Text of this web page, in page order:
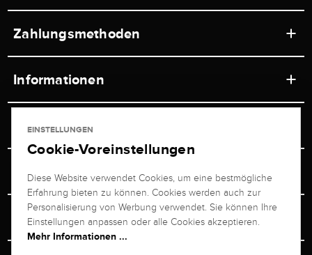
Zahlungsmethoden
Informationen
Ladengeschäft
Versand & Zahlung
Ratgeber
Service
Newsletterabmeldung
Retouren-Service
Juwelier Brogle
Über uns
Unternehmen
Persönlicher Berater
EINSTELLUNGEN
Cookie-Voreinstellungen
Diese Website verwendet Cookies, um eine bestmögliche
Erfahrung bieten zu können. Cookies werden auch zur
Personalisierung von Werbung verwendet. Sie können Ihre
Einstellungen anpassen oder alle Cookies akzeptieren.
Mehr Informationen ...